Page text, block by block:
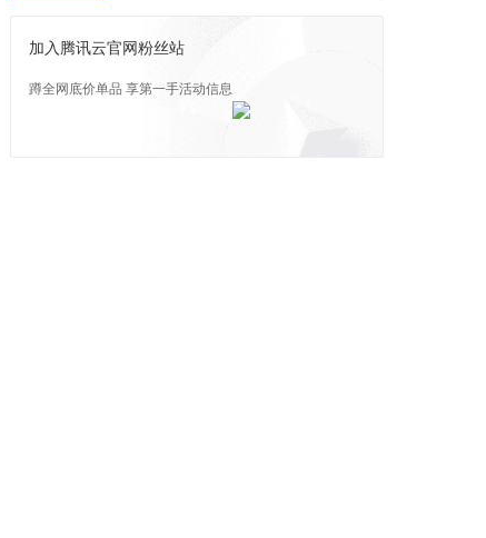
加入腾讯云官网粉丝站
蹲全网底价单品 享第一手活动信息